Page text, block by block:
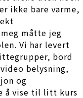
ikke bare varme,
måtte jeg
Vi har levert
bord
belysning,
og
å vise til litt kurs